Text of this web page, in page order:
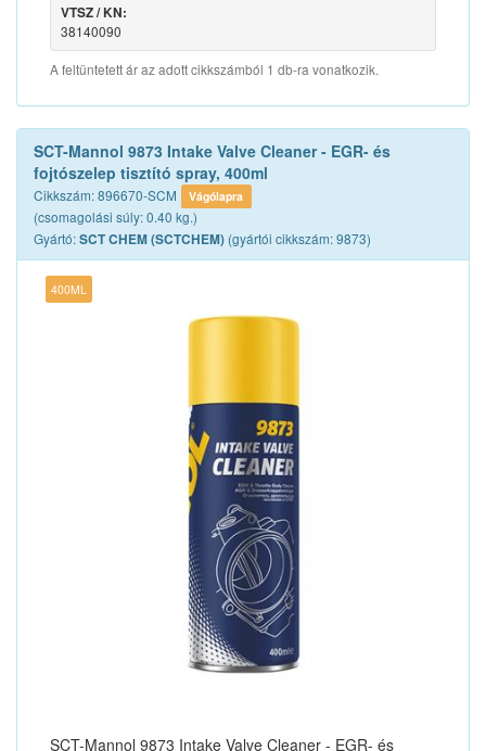
VTSZ / KN:
38140090
A feltüntetett ár az adott cikkszámból 1 db-ra vonatkozik.
SCT-Mannol 9873 Intake Valve Cleaner - EGR- és
fojtószelep tisztító spray, 400ml
Cikkszám: 896670-SCM Vágólapra
(csomagolási súly: 0.40 kg.)
Gyártó:SCT CHEM (SCTCHEM) (gyártói cikkszám: 9873)
400ML
SCT-Mannol 9873 Intake Valve Cleaner - EGR- és